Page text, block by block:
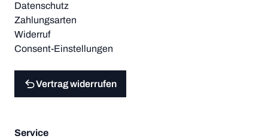
Datenschutz
Zahlungsarten
Widerruf
Consent-Einstellungen
Vertrag widerrufen
Service